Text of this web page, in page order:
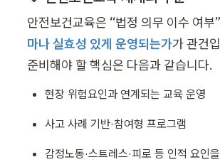
안전보건교육은 “법정 의무 이수 여부
마나 실효성 있게 운영되는가가 관건
준비해야 할 핵심은 다음과 같습니다.
현장 위험요인과 연계되는 교육 운영
사고 사례 기반·참여형 프로그램
감정노동·스트레스·피로 등 인적 요인